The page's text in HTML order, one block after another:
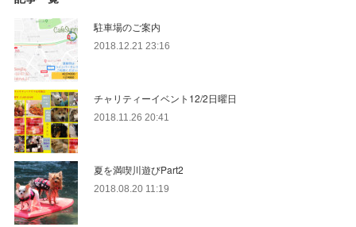
駐車場のご案内
2018.12.21 23:16
チャリティーイベント12/2日曜日
2018.11.26 20:41
夏を満喫川遊びPart2
2018.08.20 11:19